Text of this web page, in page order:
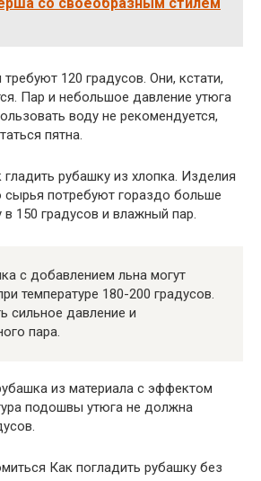
120 градусов. Они, кстати,
Пар и небольшое давление утюга
воду не рекомендуется,
пятна.
рубашку из хлопка. Изделия
сырья потребуют гораздо больше
в 150 градусов и влажный пар.
с добавлением льна могут
температуре 180-200 градусов.
сильное давление и
пара.
из материала с эффектом
подошвы утюга не должна
Как погладить рубашку без